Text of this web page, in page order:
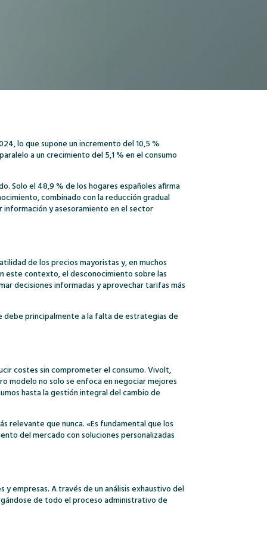
lo que supone un incremento del 10,5 %
a un crecimiento del 5,1 % en el consumo
Solo el 48,9 % de los hogares españoles afirma
combinado con la reducción gradual
información y asesoramiento en el sector
de los precios mayoristas y, en muchos
este contexto, el desconocimiento sobre las
decisiones informadas y aprovechar tarifas más
principalmente a la falta de estrategias de
costes sin comprometer el consumo. Vivolt,
modelo no solo se enfoca en negociar mejores
hasta la gestión integral del cambio de
relevante que nunca. «Es fundamental que los
del mercado con soluciones personalizadas
empresas. A través de un análisis exhaustivo del
de todo el proceso administrativo de